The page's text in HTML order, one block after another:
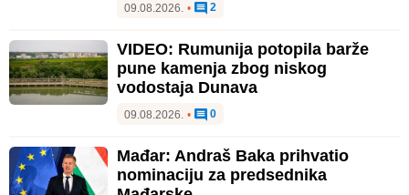
09.08.2026. • 2
VIDEO: Rumunija potopila barže
pune kamenja zbog niskog
vodostaja Dunava
09.08.2026. • 0
Mađar: Andraš Baka prihvatio
nominaciju za predsednika